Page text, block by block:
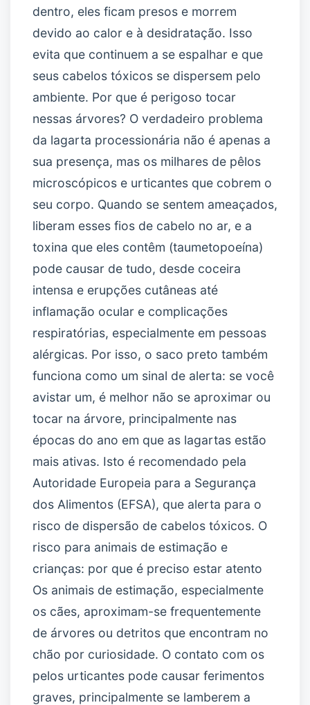
dentro, eles ficam presos e morrem
devido ao calor e à desidratação. Isso
evita que continuem a se espalhar e que
seus cabelos tóxicos se dispersem pelo
ambiente. Por que é perigoso tocar
nessas árvores? O verdadeiro problema
da lagarta processionária não é apenas a
sua presença, mas os milhares de pêlos
microscópicos e urticantes que cobrem o
seu corpo. Quando se sentem ameaçados,
liberam esses fios de cabelo no ar, e a
toxina que eles contêm (taumetopoeína)
pode causar de tudo, desde coceira
intensa e erupções cutâneas até
inflamação ocular e complicações
respiratórias, especialmente em pessoas
alérgicas. Por isso, o saco preto também
funciona como um sinal de alerta: se você
avistar um, é melhor não se aproximar ou
tocar na árvore, principalmente nas
épocas do ano em que as lagartas estão
mais ativas. Isto é recomendado pela
Autoridade Europeia para a Segurança
dos Alimentos (EFSA), que alerta para o
risco de dispersão de cabelos tóxicos. O
risco para animais de estimação e
crianças: por que é preciso estar atento
Os animais de estimação, especialmente
os cães, aproximam-se frequentemente
de árvores ou detritos que encontram no
chão por curiosidade. O contato com os
pelos urticantes pode causar ferimentos
graves, principalmente se lamberem a